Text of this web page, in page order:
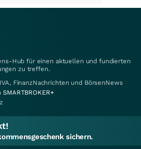
Hub für einen aktuellen und fundierten
zu treffen.
FinanzNachrichten und BörsenNews
SMARTBROKER+
sichern.